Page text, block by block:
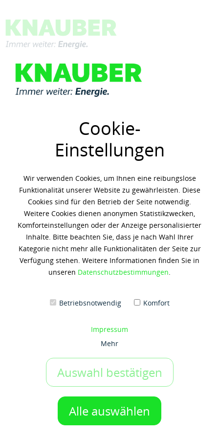
Cookie-
Einstellungen
Wir verwenden Cookies, um Ihnen eine reibungslose
Funktionalität unserer Website zu gewährleisten. Diese
Cookies sind für den Betrieb der Seite notwendig.
Weitere Cookies dienen anonymen Statistikzwecken,
Komforteinstellungen oder der Anzeige personalisierter
Inhalte. Bitte beachten Sie, dass je nach Wahl Ihrer
Kategorie nicht mehr alle Funktionalitäten der Seite zur
Verfügung stehen. Weitere Informationen finden Sie in
unseren Datenschutzbestimmungen.
Betriebsnotwendig Komfort
Impressum
Mehr
Auswahl bestätigen
Alle auswählen
Menü
Übersicht Motorenöle
MOBIL EXTRA 2T
100,78 € * (8,40 € / 1 Liter)
Inhalt: 12 Liter
x2799
IN DEN WARENKORB
Auf den Merkzettel